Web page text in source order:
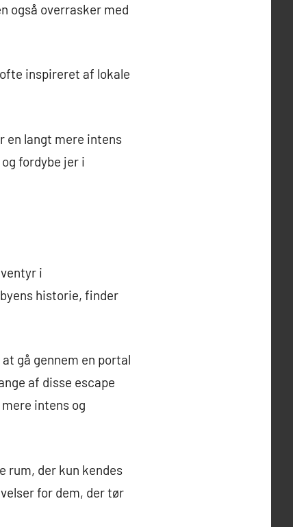
også overrasker med
inspireret af lokale
en langt mere intens
fordybe jer i
i
historie, finder
gå gennem en portal
af disse escape
intens og
rum, der kun kendes
for dem, der tør